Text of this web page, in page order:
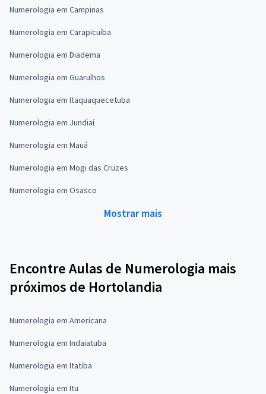
Numerologia em Campinas
Numerologia em Carapicuíba
Numerologia em Diadema
Numerologia em Guarulhos
Numerologia em Itaquaquecetuba
Numerologia em Jundiaí
Numerologia em Mauá
Numerologia em Mogi das Cruzes
Numerologia em Osasco
Mostrar mais
Encontre Aulas de Numerologia mais
próximos de Hortolandia
Numerologia em Americana
Numerologia em Indaiatuba
Numerologia em Itatiba
Numerologia em Itu